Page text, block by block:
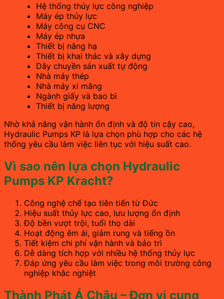
Hệ thống thủy lực công nghiệp
Máy ép thủy lực
Máy công cụ CNC
Máy ép nhựa
Thiết bị nâng hạ
Thiết bị khai thác và xây dựng
Dây chuyền sản xuất tự động
Nhà máy thép
Nhà máy xi măng
Ngành giấy và bao bì
Thiết bị năng lượng
Nhờ khả năng vận hành ổn định và độ tin cậy cao,
Hydraulic Pumps KP là lựa chọn phù hợp cho các hệ
thống yêu cầu làm việc liên tục với hiệu suất cao.
Vì sao nên lựa chọn Hydraulic
Pumps KP Kracht?
Công nghệ chế tạo tiên tiến từ Đức
Hiệu suất thủy lực cao, lưu lượng ổn định
Độ bền vượt trội, tuổi thọ dài
Hoạt động êm ái, giảm rung và tiếng ồn
Tiết kiệm chi phí vận hành và bảo trì
Dễ dàng tích hợp với nhiều hệ thống thủy lực
Đáp ứng yêu cầu làm việc trong môi trường công
nghiệp khắc nghiệt
Thành Phát Á Châu – Đơn vị cung